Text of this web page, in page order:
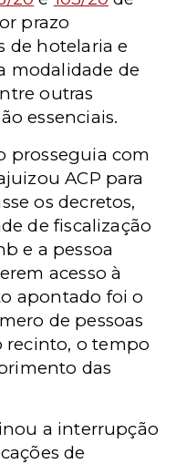
prazo
de hotelaria e
modalidade de
outras
essenciais.
prosseguia com
ACP para
os decretos,
de fiscalização
e a pessoa
acesso à
apontado foi o
de pessoas
recinto, o tempo
das
a interrupção
de